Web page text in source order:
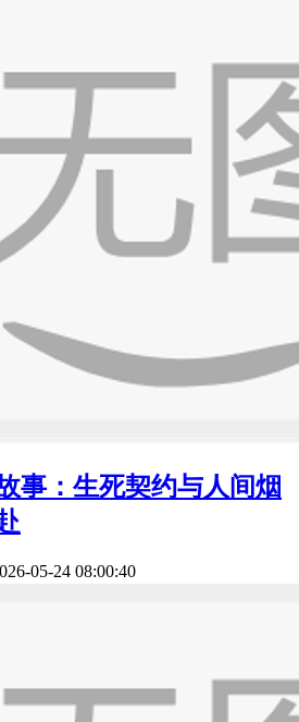
事：生死契约与人间烟
05-24 08:00:40